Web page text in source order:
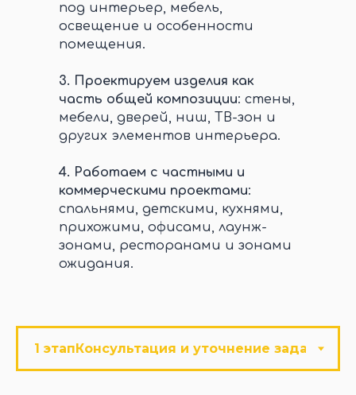
под интерьер, мебель,
освещение и особенности
помещения.
3. Проектируем изделия как
часть общей композиции: стены,
мебели, дверей, ниш, ТВ-зон и
других элементов интерьера.
4. Работаем с частными и
коммерческими проектами:
спальнями, детскими, кухнями,
прихожими, офисами, лаунж-
зонами, ресторанами и зонами
ожидания.